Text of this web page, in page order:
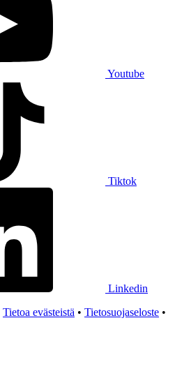
Youtube
Tiktok
Linkedin
Tietoa evästeistä • Tietosuojaseloste •